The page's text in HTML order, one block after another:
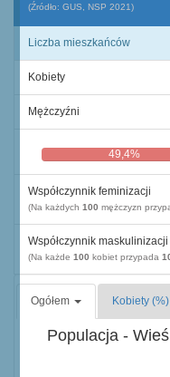
(Źródło: GUS, NSP 2021)
Liczba mieszkańców
Kobiety
Mężczyźni
49,4%
Współczynnik feminizacji
(Na każdych 100 mężczyzn
Współczynnik maskulinizacji
(Na każde 100 kobiet przypada
Ogółem Kobiety (%)
Populacja -